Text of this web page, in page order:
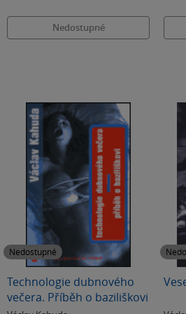
Nedostupné
Nedostupné
Technologie dubnového
večera. Příběh o baziliškovi